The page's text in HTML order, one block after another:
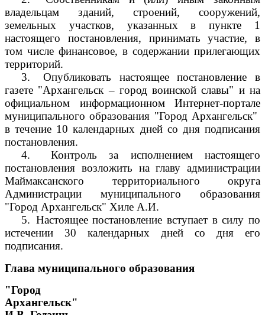
владельцам зданий, строений, сооружений,
земельных участков, указанных в пункте 1
настоящего постановления, принимать участие, в
том числе финансовое, в содержании прилегающих
территорий.
3.
Опубликовать настоящее постановление в
газете "Архангельск – город воинской славы" и на
официальном информационном Интернет-портале
муниципального образования "Город Архангельск"
в течение 10 календарных дней со дня подписания
постановления.
4.
Контроль за исполнением настоящего
постановления возложить на главу администрации
Маймаксанского территориального округа
Администрации муниципального образования
"Город Архангельск" Хиле А.И.
5. Настоящее постановление вступает в силу по
истечении 30 календарных дней со дня его
подписания.
Глава муниципального образования
"Город
Архангельск"